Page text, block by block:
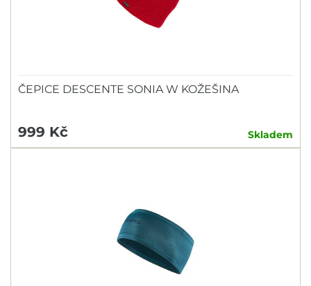
ČEPICE DESCENTE SONIA W KOŽEŠINA
999 Kč Skladem